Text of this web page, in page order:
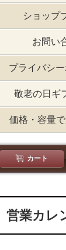
ショップ
お問い
プライバシ
敬老の日ギ
価格・容量
カート
営業カレ